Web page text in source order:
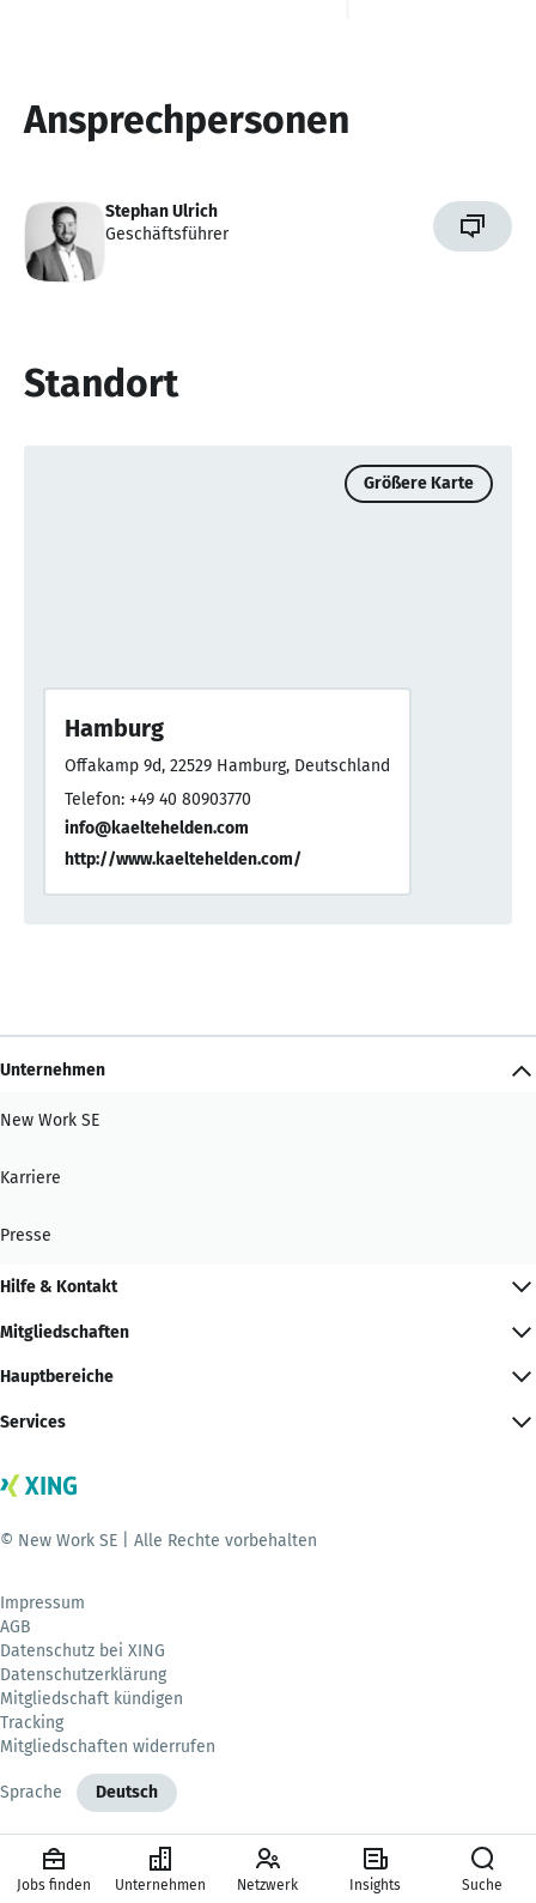
Ansprechpersonen
Stephan Ulrich
Geschäftsführer
Standort
Größere Karte
Hamburg
Offakamp 9d, 22529 Hamburg, Deutschland
Telefon: +49 40 80903770
info@kaeltehelden.com
http://www.kaeltehelden.com/
Unternehmen
New Work SE
Karriere
Presse
Hilfe & Kontakt
Mitgliedschaften
Hauptbereiche
Services
© New Work SE | Alle Rechte vorbehalten
Impressum
AGB
Datenschutz bei XING
Datenschutzerklärung
Mitgliedschaft kündigen
Tracking
Mitgliedschaften widerrufen
Sprache Deutsch
Jobs finden Unternehmen Netzwerk Insights Suche